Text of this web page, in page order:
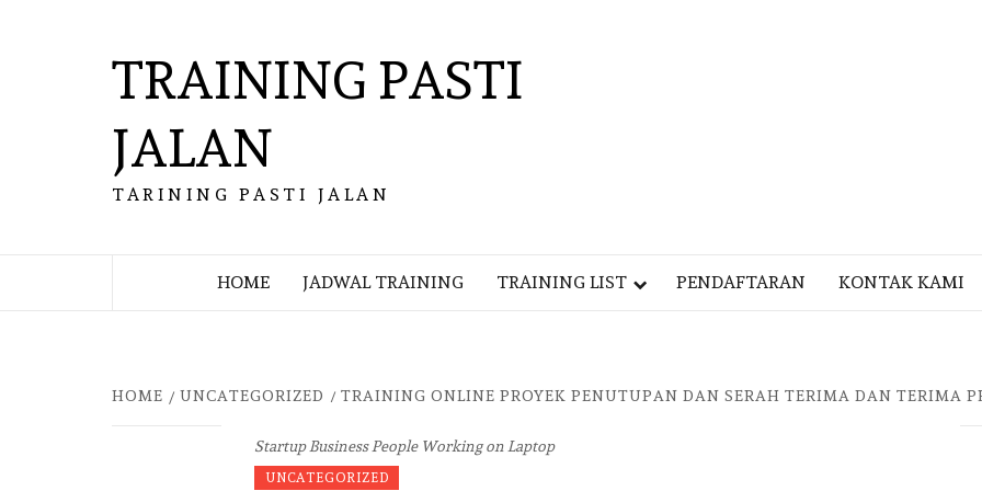
TRAINING PASTI
JALAN
TARINING PASTI JALAN
HOME JADWAL TRAINING TRAINING LIST PENDAFTARAN KONTAK KAMI
HOME UNCATEGORIZED TRAINING ONLINE PROYEK PENUTUPAN DAN SERAH TERIMA DAN TERIMA
Startup Business People Working on Laptop
UNCATEGORIZED